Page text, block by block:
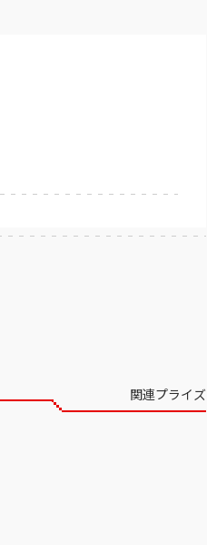
関連プライズ